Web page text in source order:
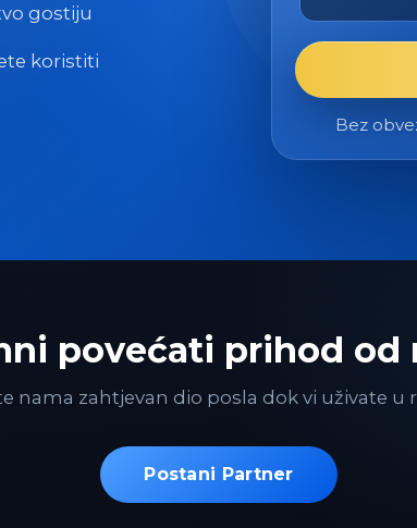
gostiju
koristiti
Bez
povećati prihod od
nama zahtjevan dio posla dok vi uživate u
Postani Partner